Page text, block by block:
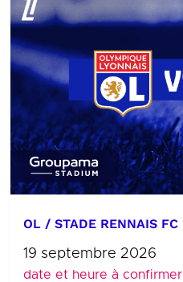
OL / STADE RENNAIS FC
19 septembre 2026
date et heure à confirmer